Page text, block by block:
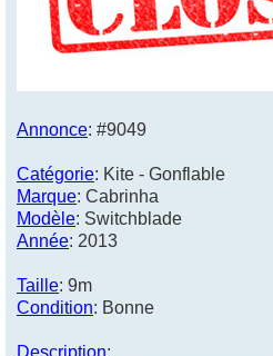
Annonce: #9049
Catégorie: Kite - Gonflable
Marque: Cabrinha
Modèle: Switchblade
Année: 2013
Taille: 9m
Condition: Bonne
Description: